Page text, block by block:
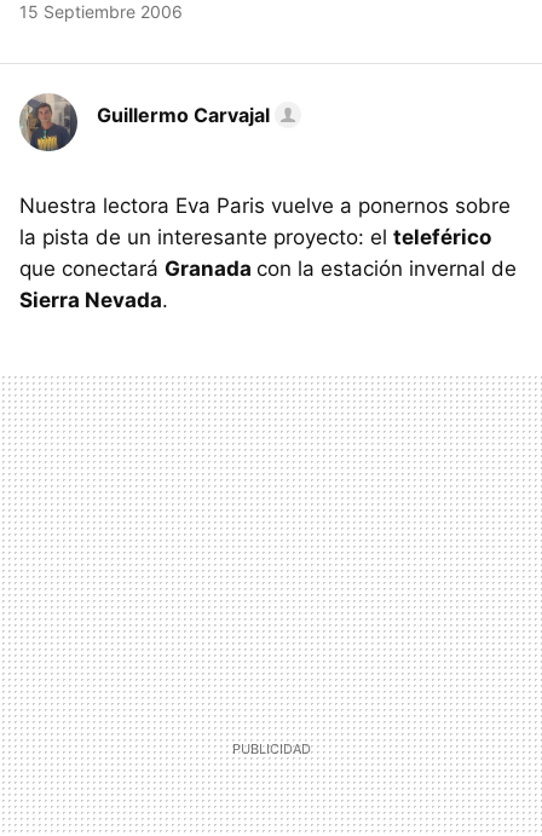
15 Septiembre 2006
Guillermo Carvajal
Nuestra lectora Eva Paris vuelve a ponernos sobre
la pista de un interesante proyecto: el teleférico
que conectará Granada con la estación invernal de
Sierra Nevada.